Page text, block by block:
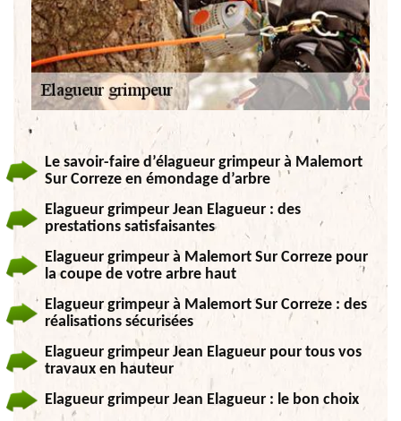
Le savoir-faire d’élagueur grimpeur à Malemort
Sur Correze en émondage d’arbre
Elagueur grimpeur Jean Elagueur : des
prestations satisfaisantes
Elagueur grimpeur à Malemort Sur Correze pour
la coupe de votre arbre haut
Elagueur grimpeur à Malemort Sur Correze : des
réalisations sécurisées
Elagueur grimpeur Jean Elagueur pour tous vos
travaux en hauteur
Elagueur grimpeur Jean Elagueur : le bon choix